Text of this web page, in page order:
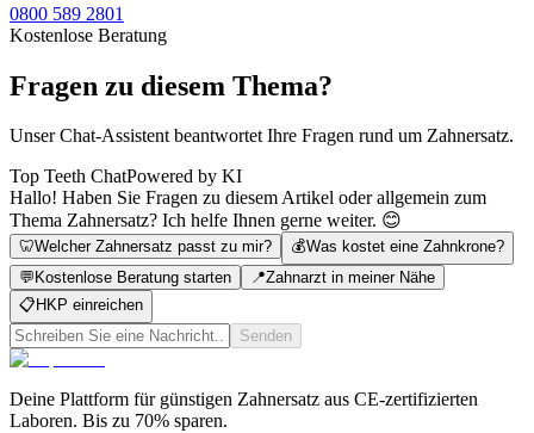
0800 589 2801
Kostenlose Beratung
Fragen zu diesem Thema?
Unser Chat-Assistent beantwortet Ihre Fragen rund um Zahnersatz.
Top Teeth ChatPowered by KI
Hallo! Haben Sie Fragen zu diesem Artikel oder allgemein zum
Thema Zahnersatz? Ich helfe Ihnen gerne weiter. 😊
🦷Welcher Zahnersatz passt zu mir? 💰Was kostet eine Zahnkrone?
💬 Kostenlose Beratung starten 📍Zahnarzt in meiner Nähe
📋 HKP einreichen
Senden
Deine Plattform für günstigen Zahnersatz aus CE-zertifizierten
Laboren. Bis zu 70% sparen.